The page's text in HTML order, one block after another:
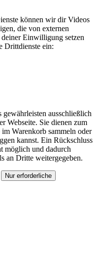
können wir dir Videos
die von externen
Einwilligung setzen
Drittdienste ein:
ausschließlich
Webseite. Sie dienen zum
Warenkorb sammeln oder
kannst. Ein Rückschluss
möglich und dadurch
an Dritte weitergegeben.
Nur erforderliche